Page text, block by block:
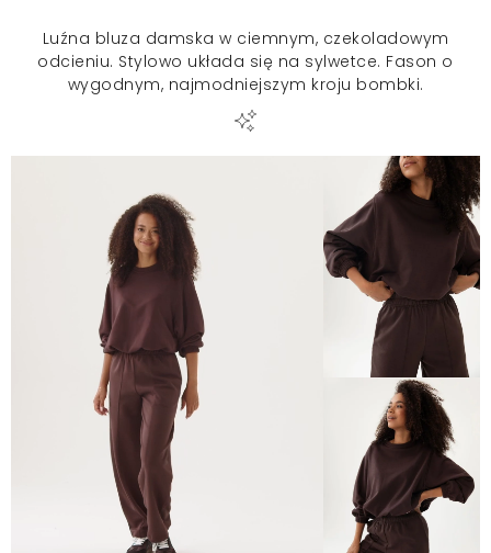
Luźna bluza damska w ciemnym, czekoladowym
odcieniu. Stylowo układa się na sylwetce. Fason o
wygodnym, najmodniejszym kroju bombki.